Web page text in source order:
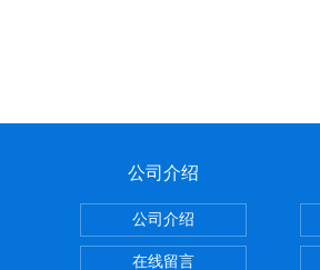
公司介绍
公司介绍
在线留言